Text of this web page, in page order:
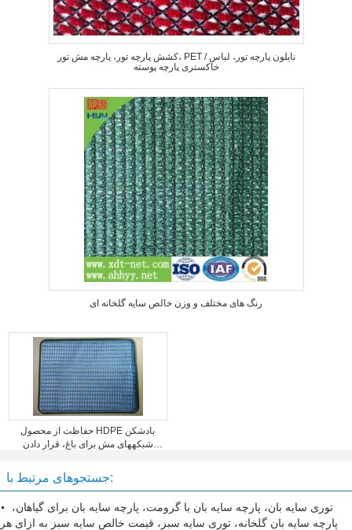
کشش پارچه تور، پارچه مش تور، PET / نایلون پارچه تور، لباس
خاکستری پارچه پوسته
رنگ های مختلف و وزن خالص سایه گلخانه ای
حفاظت از محصول HDPE بادشکن
شبکههای مش برای باغ، قرار دادن
جستجوهای مرتبط با:
توری سایه بان، پارچه سایه بان با گرومت، پارچه سایه بان برای گیاهان،
پارچه سایه بان گلخانه، توری سایه سبز، قیمت خالص سایه سبز به ازای هر